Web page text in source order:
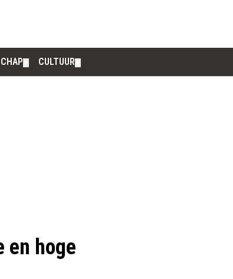
CULTUUR
en hoge